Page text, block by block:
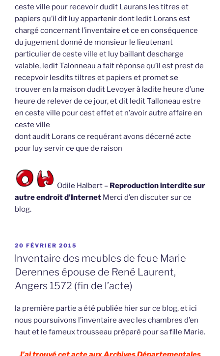
ceste ville pour recevoir dudit Laurans les titres et
papiers qu’il dit luy appartenir dont ledit Lorans est
chargé concernant l’inventaire et ce en conséquence
du jugement donné de monsieur le lieutenant
particulier de ceste ville et luy baillant descharge
valable, ledit Talonneau a fait réponse qu’il est prest de
recepvoir lesdits tiltres et papiers et promet se
trouver en la maison dudit Levoyer à ladite heure d’une
heure de relever de ce jour, et dit ledit Talloneau estre
en ceste ville pour cest effet et n’avoir autre affaire en
ceste ville
dont audit Lorans ce requérant avons décerné acte
pour luy servir ce que de raison
Odile Halbert – Reproduction interdite sur
autre endroit d’Internet Merci d’en discuter sur ce
blog.
PUBLIÉ
LE
20 FÉVRIER 2015
Inventaire des meubles de feue Marie
Derennes épouse de René Laurent,
Angers 1572 (fin de l’acte)
la première partie a été publiée hier sur ce blog, et ici
nous poursuivons l’inventaire avec les chambres d’en
haut et le fameux trousseau préparé pour sa fille Marie.